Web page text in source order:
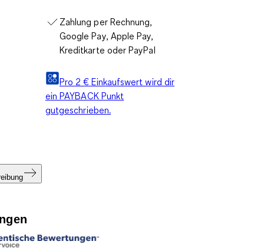
Zahlung per Rechnung,
Google Pay, Apple Pay,
Kreditkarte oder PayPal
Pro 2 € Einkaufswert wird dir
ein PAYBACK Punkt
gutgeschrieben.